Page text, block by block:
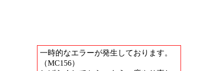
一時的なエラーが発生しております。
（MC156）